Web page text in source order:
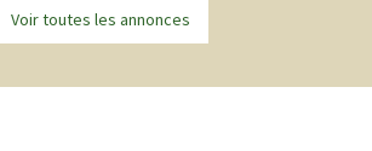
Voir toutes les annonces